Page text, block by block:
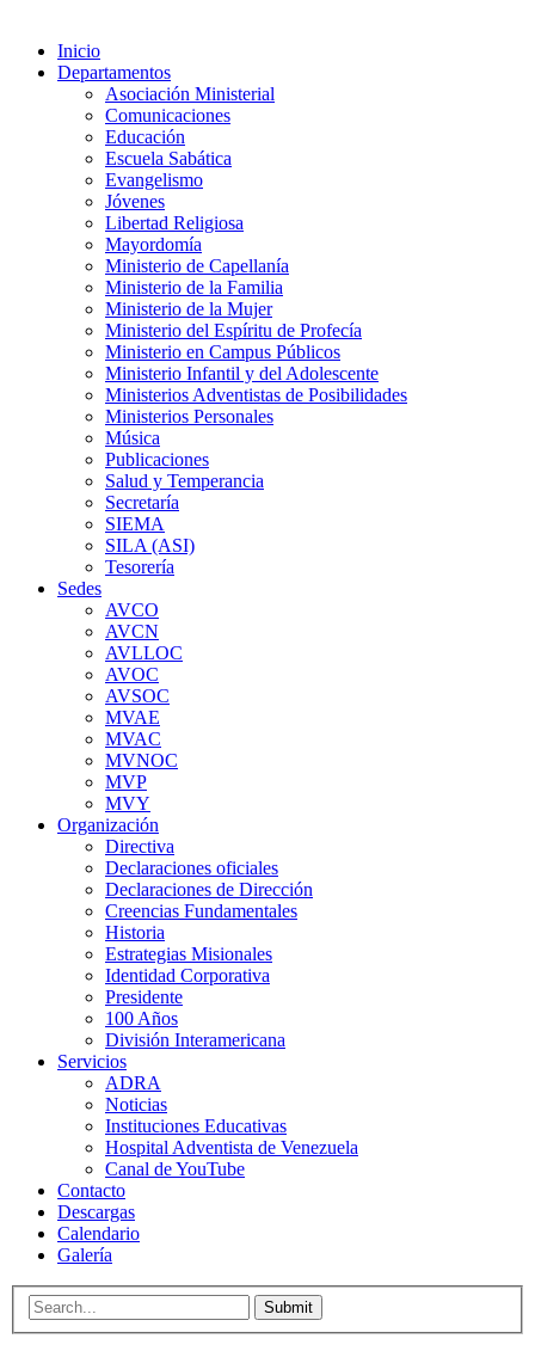
Inicio
Departamentos
Asociación Ministerial
Comunicaciones
Educación
Escuela Sabática
Evangelismo
Jóvenes
Libertad Religiosa
Mayordomía
Ministerio de Capellanía
Ministerio de la Familia
Ministerio de la Mujer
Ministerio del Espíritu de Profecía
Ministerio en Campus Públicos
Ministerio Infantil y del Adolescente
Ministerios Adventistas de Posibilidades
Ministerios Personales
Música
Publicaciones
Salud y Temperancia
Secretaría
SIEMA
SILA (ASI)
Tesorería
Sedes
AVCO
AVCN
AVLLOC
AVOC
AVSOC
MVAE
MVAC
MVNOC
MVP
MVY
Organización
Directiva
Declaraciones oficiales
Declaraciones de Dirección
Creencias Fundamentales
Historia
Estrategias Misionales
Identidad Corporativa
Presidente
100 Años
División Interamericana
Servicios
ADRA
Noticias
Instituciones Educativas
Hospital Adventista de Venezuela
Canal de YouTube
Contacto
Descargas
Calendario
Galería
Submit